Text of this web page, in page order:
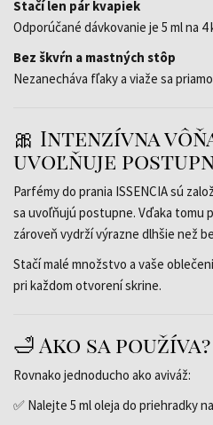
Stačí len pár kvapiek
Odporúčané dávkovanie je 5 ml na 4
Bez škvŕn a mastných stôp
Nezanecháva fľaky a viaže sa
🎀 Intenzívna
uvoľňuje
Parfémy do prania ISSENCIA sú
sa uvoľňujú postupne. Vďaka tomu
zároveň vydrží výrazne dlhšie než
Stačí malé množstvo a vaše
pri každom otvorení skrine.
🛁 Ako sa používa?
Rovnako jednoducho ako aviváž:
✅ Nalejte 5 ml oleja do priehradky